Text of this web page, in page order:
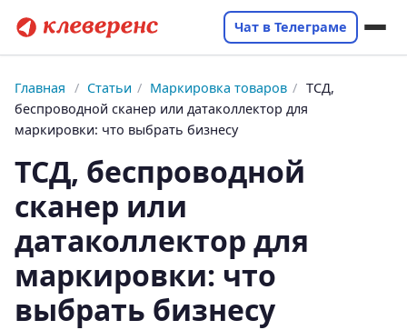
Чат в Телеграме
Главная / Статьи / Маркировка товаров / ТСД,
беспроводной сканер или датаколлектор для
маркировки: что выбрать бизнесу
ТСД, беспроводной
сканер или
датаколлектор для
маркировки: что
выбрать бизнесу